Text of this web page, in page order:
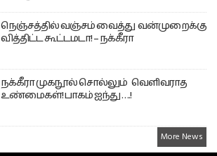
நெஞ்சத்தில் வஞ்சம் வைத்து வன்முறைக்கு
வித்திட்ட கூட்டமடா! – நக்கீரா
நக்கீரா முகநூல் சொல்லும் வெளிவராத
உண்மைகள்! பாகம் ஐந்து ….!
More News